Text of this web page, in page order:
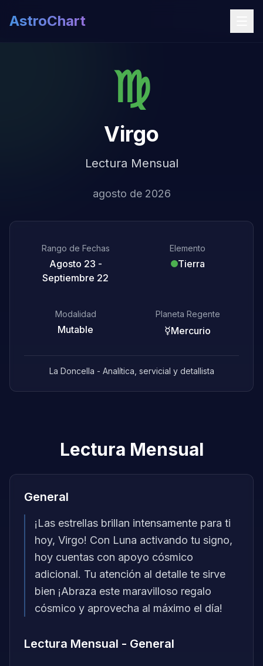
AstroChart
♍
Virgo
Lectura Mensual
agosto de 2026
Rango de Fechas
Agosto 23 -
Septiembre 22
Elemento
Tierra
Modalidad
Mutable
Planeta Regente
☿Mercurio
La Doncella - Analítica, servicial y detallista
Lectura Mensual
General
¡Las estrellas brillan intensamente para ti
hoy, Virgo! Con Luna activando tu signo,
hoy cuentas con apoyo cósmico
adicional. Tu atención al detalle te sirve
bien ¡Abraza este maravilloso regalo
cósmico y aprovecha al máximo el día!
Lectura Mensual - General